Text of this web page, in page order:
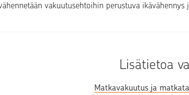
vakuutusehtoihin perustuva ikävähennys
Lisätietoa
Matkavakuutus ja